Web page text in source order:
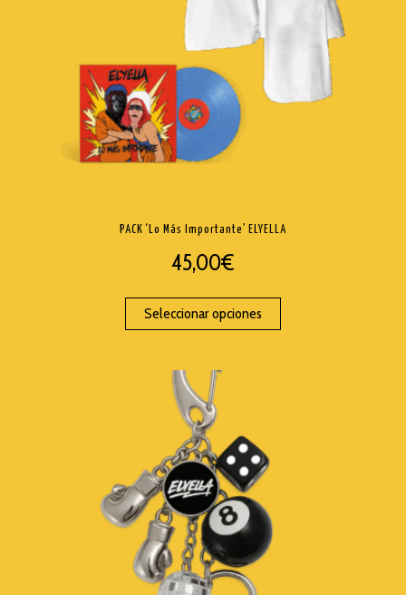
PACK ‘Lo Más Importante’ ELYELLA
45,00€
Seleccionar opciones